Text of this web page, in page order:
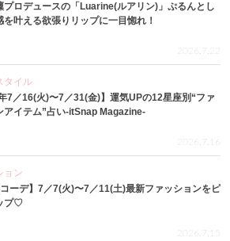
プロデュースの「Luarine(ルアリン)」ぷるんとし
を叶える欲張りリップに一目惚れ！
2026.7.22
タイル
7／16(火)〜7／31(金)】運気UPの12星座別“ファ
アイテム”占い-itSnap Magazine-
2026.7.16
ョン
コーデ】7／7(火)〜7／11(土)最新ファッションをピ
プ♡
2026.7.15